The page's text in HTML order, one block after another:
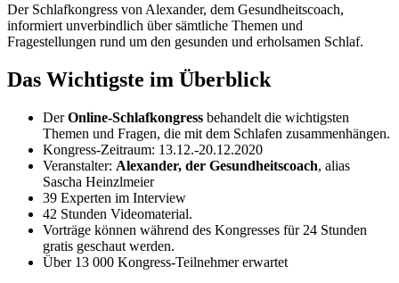
Der Schlafkongress von Alexander, dem Gesundheitscoach,
informiert unverbindlich über sämtliche Themen und
Fragestellungen rund um den gesunden und erholsamen Schlaf.
Das Wichtigste im Überblick
DerOnline-Schlafkongress behandelt die wichtigsten
Themen und Fragen, die mit dem Schlafen zusammenhängen.
Kongress-Zeitraum: 13.12.-20.12.2020
Veranstalter: Alexander, der Gesundheitscoach, alias
Sascha Heinzlmeier
39 Experten im Interview
42 Stunden Videomaterial.
Vorträge können während des Kongresses für 24 Stunden
gratis geschaut werden.
Über 13 000 Kongress-Teilnehmer erwartet